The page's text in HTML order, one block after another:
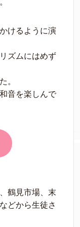
けるように演
ズムにはめず
。
音を楽しんで
鶴見市場、末
どから生徒さ